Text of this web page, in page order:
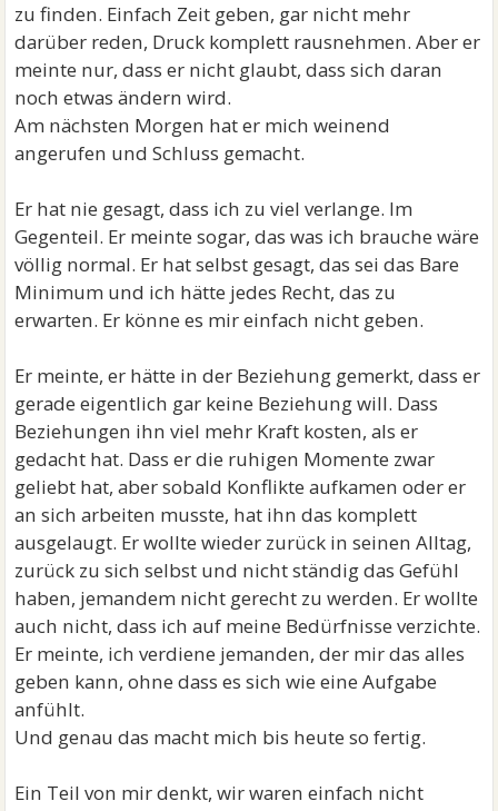
zu finden. Einfach Zeit geben, gar nicht mehr
darüber reden, Druck komplett rausnehmen. Aber er
meinte nur, dass er nicht glaubt, dass sich daran
noch etwas ändern wird.
Am nächsten Morgen hat er mich weinend
angerufen und Schluss gemacht.
Er hat nie gesagt, dass ich zu viel verlange. Im
Gegenteil. Er meinte sogar, das was ich brauche wäre
völlig normal. Er hat selbst gesagt, das sei das Bare
Minimum und ich hätte jedes Recht, das zu
erwarten. Er könne es mir einfach nicht geben.
Er meinte, er hätte in der Beziehung gemerkt, dass er
gerade eigentlich gar keine Beziehung will. Dass
Beziehungen ihn viel mehr Kraft kosten, als er
gedacht hat. Dass er die ruhigen Momente zwar
geliebt hat, aber sobald Konflikte aufkamen oder er
an sich arbeiten musste, hat ihn das komplett
ausgelaugt. Er wollte wieder zurück in seinen Alltag,
zurück zu sich selbst und nicht ständig das Gefühl
haben, jemandem nicht gerecht zu werden. Er wollte
auch nicht, dass ich auf meine Bedürfnisse verzichte.
Er meinte, ich verdiene jemanden, der mir das alles
geben kann, ohne dass es sich wie eine Aufgabe
anfühlt.
Und genau das macht mich bis heute so fertig.
Ein Teil von mir denkt, wir waren einfach nicht